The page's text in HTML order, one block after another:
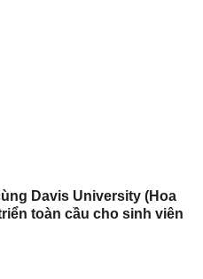
Davis University (Hoa
toàn cầu cho sinh viên